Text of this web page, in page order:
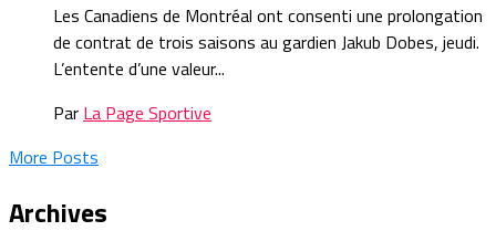
Les Canadiens de Montréal ont consenti une prolongation
de contrat de trois saisons au gardien Jakub Dobes, jeudi.
L’entente d’une valeur...
Par La Page Sportive
More Posts
Archives